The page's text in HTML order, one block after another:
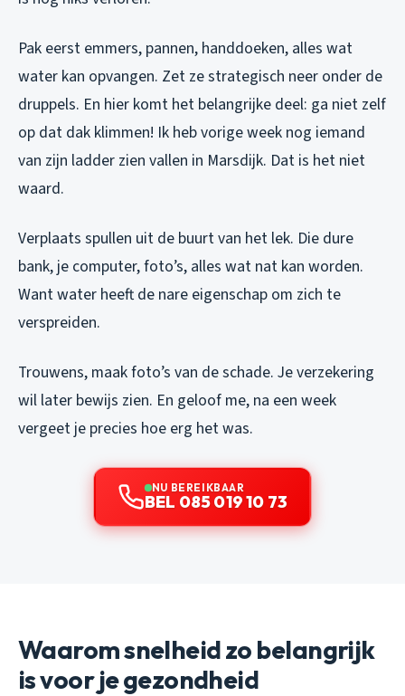
Pak eerst emmers, pannen, handdoeken, alles wat
water kan opvangen. Zet ze strategisch neer onder de
druppels. En hier komt het belangrijke deel: ga niet zelf
op dat dak klimmen! Ik heb vorige week nog iemand
van zijn ladder zien vallen in Marsdijk. Dat is het niet
waard.
Verplaats spullen uit de buurt van het lek. Die dure
bank, je computer, foto’s, alles wat nat kan worden.
Want water heeft de nare eigenschap om zich te
verspreiden.
Trouwens, maak foto’s van de schade. Je verzekering
wil later bewijs zien. En geloof me, na een week
vergeet je precies hoe erg het was.
NU BEREIKBAAR
BEL 085 019 10 73
Waarom snelheid zo belangrijk
is voor je gezondheid